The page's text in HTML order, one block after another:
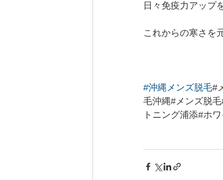
日々免疫力アップ
これからの寒さを
#沖縄メンズ脱毛#
毛沖縄#メンズ脱
トニング浦添#ホ